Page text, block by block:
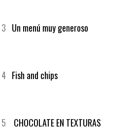
3 Un menú muy generoso
4 Fish and chips
5 CHOCOLATE EN TEXTURAS